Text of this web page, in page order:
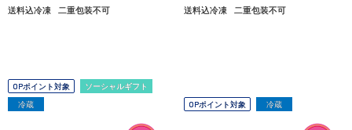
送料込冷凍 二重包装不可 送料込冷凍 二重包装不可
OPポイント対象
ソーシャルギフト
冷蔵
OPポイント対象 冷蔵